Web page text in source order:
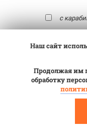
с
не
кто
на
между
Наш сайт
Продолжая им
обработку